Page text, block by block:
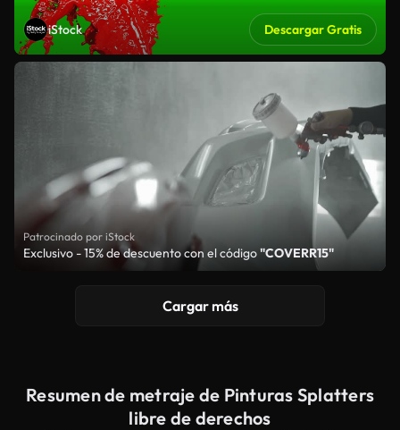
iStock Descargar Gratis
Patrocinado por iStock
Exclusivo - 15% de descuento con el código"COVERR15"
Cargar más
Resumen de metraje de Pinturas Splatters
libre de derechos